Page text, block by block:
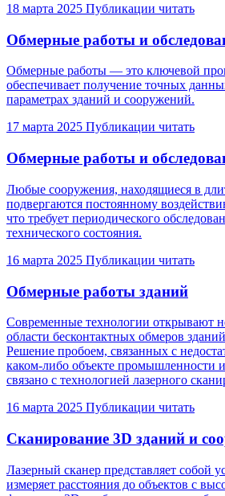
18 марта 2025 Публикации читать
Обмерные работы и
Обмерные работы — это ключевой
обеспечивает получение точных
параметрах зданий и сооружений.
17 марта 2025 Публикации читать
Обмерные работы и
Любые сооружения, находящиеся в
подвергаются постоянному
что требует периодического
технического состояния.
16 марта 2025 Публикации читать
Обмерные работы зданий
Современные технологии открывают
области бесконтактных обмеров
Решение пробоем, связанных с
каком-либо объекте промышленности
связано с технологией лазерного
16 марта 2025 Публикации читать
Сканирование 3D зданий и
Лазерный сканер представляет собой
измеряет расстояния до объектов с